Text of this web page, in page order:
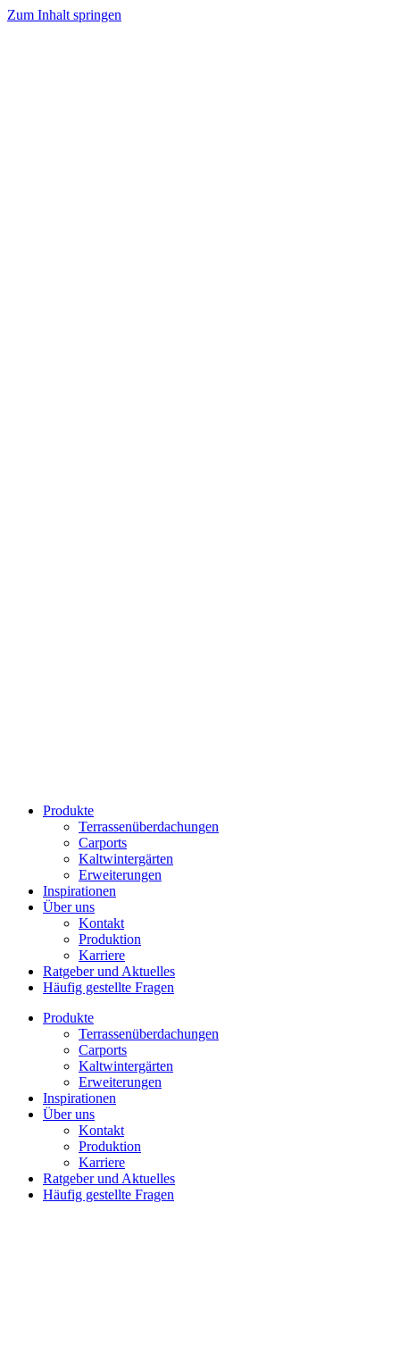
Zum Inhalt springen
Produkte
Terrassenüberdachungen
Carports
Kaltwintergärten
Erweiterungen
Inspirationen
Über uns
Kontakt
Produktion
Karriere
Ratgeber und Aktuelles
Häufig gestellte Fragen
Produkte
Terrassenüberdachungen
Carports
Kaltwintergärten
Erweiterungen
Inspirationen
Über uns
Kontakt
Produktion
Karriere
Ratgeber und Aktuelles
Häufig gestellte Fragen